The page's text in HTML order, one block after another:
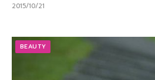
2015/10/21
BEAUTY